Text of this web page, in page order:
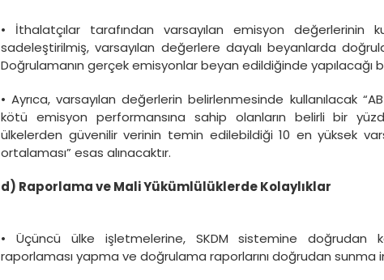
• İthalatçılar tarafından varsayılan emisyon değerlerinin
sadeleştirilmiş, varsayılan değerlere dayalı beyanlarda
Doğrulamanın gerçek emisyonlar beyan edildiğinde yapılacağı
• Ayrıca, varsayılan değerlerin belirlenmesinde kullanılacak
kötü emisyon performansına sahip olanların belirli bir
ülkelerden güvenilir verinin temin edilebildiği 10 en yüksek
ortalaması” esas alınacaktır.
d) Raporlama ve Mali Yükümlülüklerde Kolaylıklar
• Üçüncü ülke işletmelerine, SKDM sistemine doğrudan
raporlaması yapma ve doğrulama raporlarını doğrudan sunma